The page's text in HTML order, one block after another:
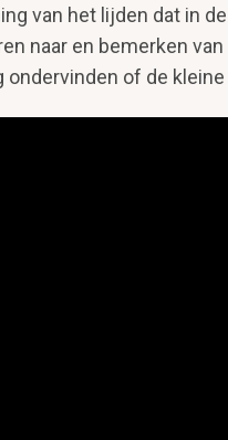
van het lijden dat in
naar en bemerken
of de